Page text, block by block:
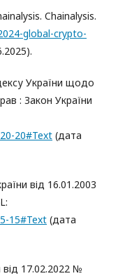
Chainalysis.
global-crypto-
України щодо
: Закон України
20#Text (дата
від 16.01.2003
15#Text (дата
від 17.02.2022 №